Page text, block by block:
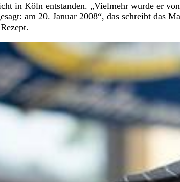
in Köln entstanden. „Vielmehr wurde er
am 20. Januar 2008“, das schreibt das